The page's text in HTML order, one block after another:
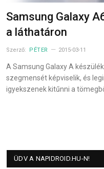
Samsung Galaxy
a láthatáron
Szerző: PÉTER 2015-03-11
A Samsung Galaxy A
szegmensét képviselik, és
igyekszenek kitűnni a
ÜDV A NAPIDROID.HU-N!